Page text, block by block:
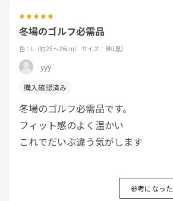
冬場のゴルフ必需品
色：L（約25～26cm） サイズ：BK(黒)
yyy
冬場のゴルフ必需品です。
フィット感のよく温かい
これでだいぶ違う気がします
参考になった